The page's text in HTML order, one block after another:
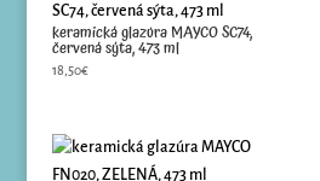
keramická glazúra MAYCO SC74,
červená sýta, 473 ml
18,50€